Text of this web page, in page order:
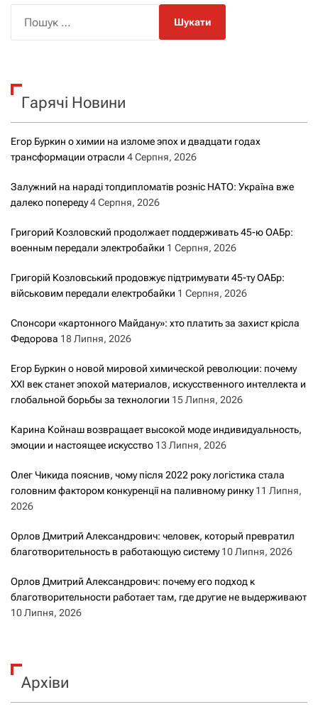
к
Гарячі Новини
Егор Буркин о химии на изломе эпох и двадцати годах
трансформации отрасли 4 Серпня, 2026
Залужний на нараді топдипломатів розніс НАТО: Україна вже
далеко попереду4 Серпня, 2026
Григорий Козловский продолжает поддерживать 45-ю ОАБр:
военным передали электробайки 1 Серпня, 2026
Григорій Козловський продовжує підтримувати 45-ту ОАБр:
військовим передали електробайки 1 Серпня, 2026
Спонсори «картонного Майдану»: хто платить за захист крісла
Федорова 18 Липня, 2026
Егор Буркин о новой мировой химической революции: почему
XXI век станет эпохой материалов, искусственного интеллекта и
глобальной борьбы за технологии 15 Липня, 2026
Карина Койнаш возвращает высокой моде индивидуальность,
эмоции и настоящее искусство 13 Липня, 2026
Олег Чикида пояснив, чому після 2022 року логістика стала
головним фактором конкуренції на паливному ринку 11 Липня,
2026
Орлов Дмитрий Александрович: человек, который превратил
благотворительность в работающую систему 10 Липня, 2026
Орлов Дмитрий Александрович: почему его подход к
благотворительности работает там, где другие не выдерживают
10 Липня, 2026
Архіви